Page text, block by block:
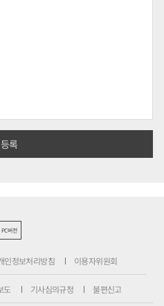
PC버전
인정보처리방침 이용자위원회
도 기사심의규정 불편신고